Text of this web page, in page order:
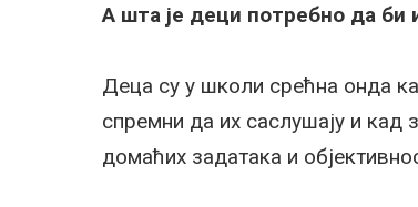
А шта је деци потребно да
Деца су у школи срећна онда
спремни да их саслушају и
домаћих задатака и